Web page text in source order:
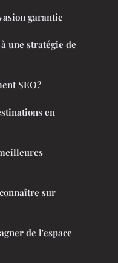
garantie
une stratégie de
SEO?
en
sur
de l'espace